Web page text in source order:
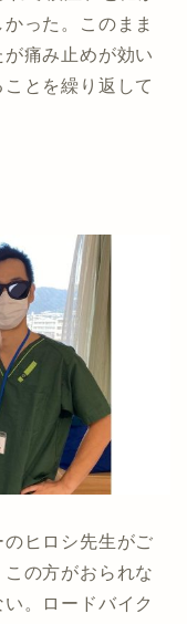
った。このまま
痛み止めが効い
とを繰り返して
ヒロシ先生がご
の方がおられな
。ロードバイク